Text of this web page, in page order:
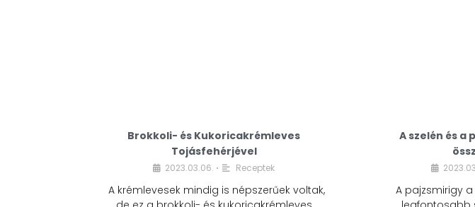
Brokkoli- és Kukoricakrémleves
Tojásfehérjével
2023.03.06. • Receptek
A krémlevesek mindig is népszerűek voltak,
A szelén és a
A pajzsmirigy